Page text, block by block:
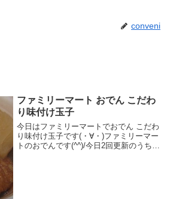
conveni
ファミリーマート おでん こだわ
り味付け玉子
今日はファミリーマートでおでん こだわ
り味付け玉子です(・∀・)ファミリーマー
トのおでんです(^^)/今日2回更新のうち1